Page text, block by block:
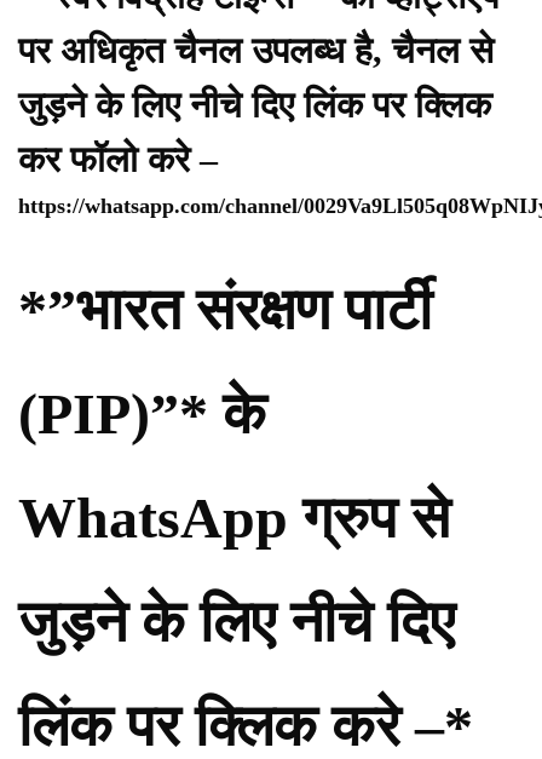
पर अधिकृत चैनल उपलब्ध है, चैनल से
जुड़ने के लिए नीचे दिए लिंक पर क्लिक
कर फॉलो करे –
https://whatsapp.com/channel/
*”भारत संरक्षण पार्टी
(PIP)”* के
WhatsApp ग्रुप से
जुड़ने के लिए नीचे दिए
लिंक पर क्लिक करे –*